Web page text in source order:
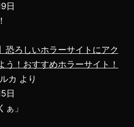
日
恐ろしいホラーサイトにアク
う！おすすめホラーサイト！
カ より
日
ぁ」